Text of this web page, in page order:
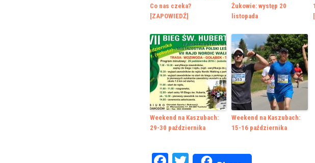
Co nas czeka?
[ZAPOWIEDŹ]
Żukowie: występ 20
listopada
Weekend na Kaszubach:
29-30 października
Weekend na Kaszubach:
15-16 października